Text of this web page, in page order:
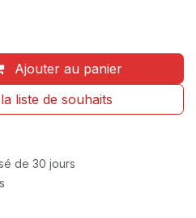
Ajouter au panier
liste de souhaits
de 30 jours